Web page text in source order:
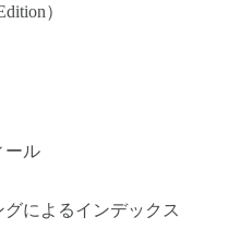
）
ール
によるインデックス